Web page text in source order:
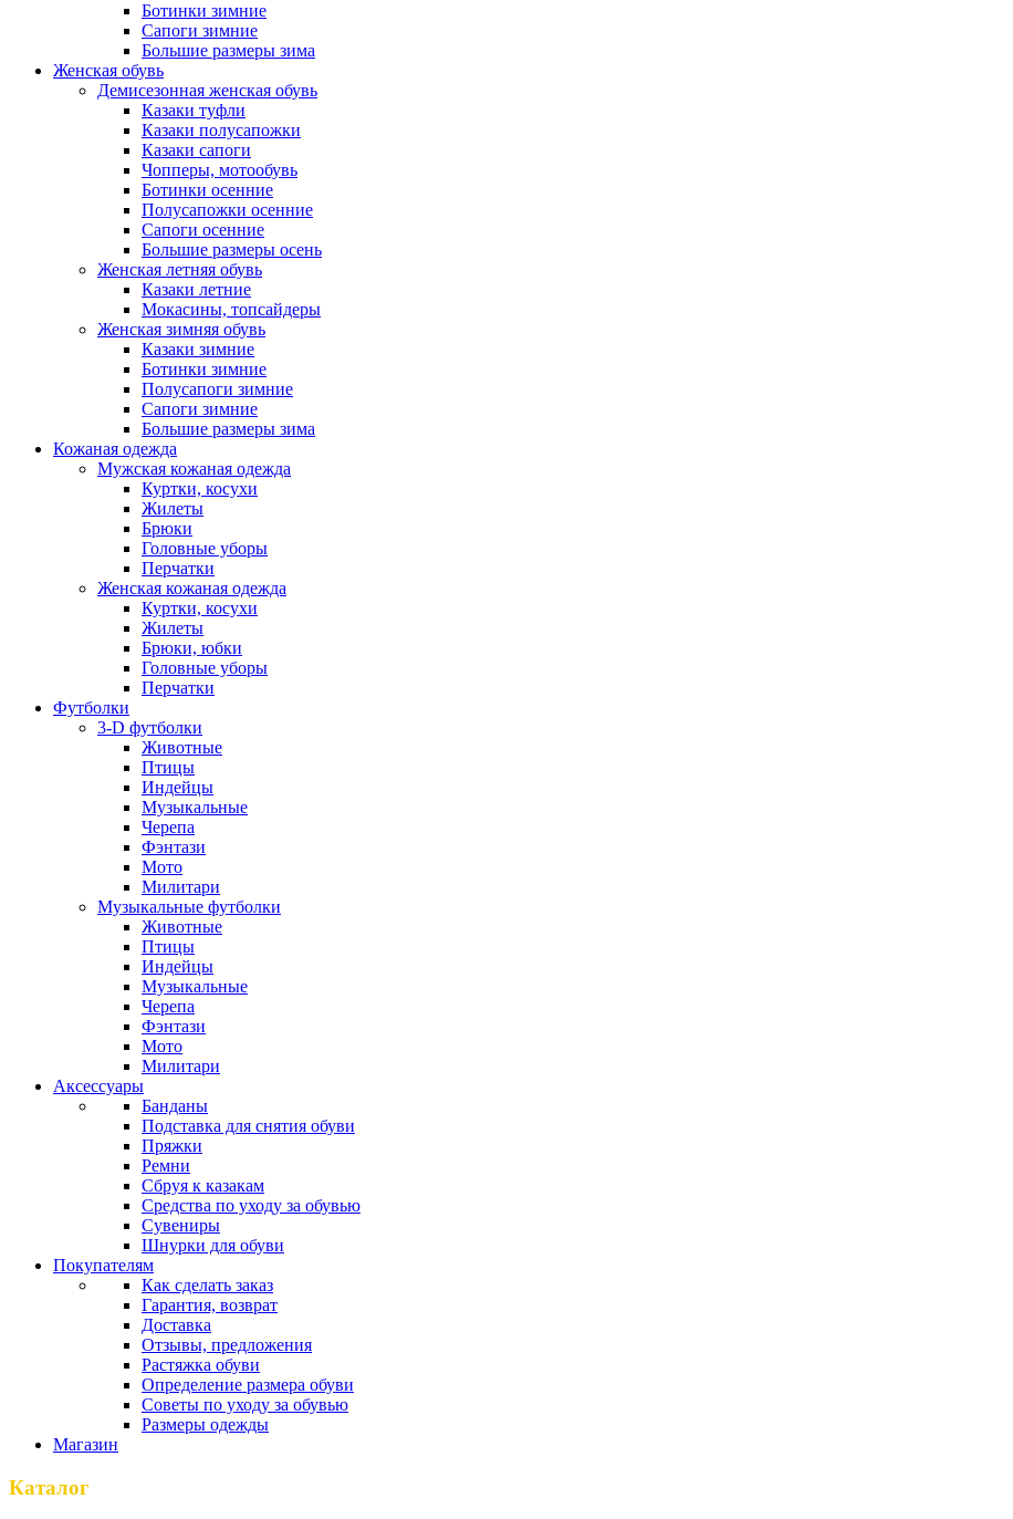
Ботинки зимние
Сапоги зимние
Большие размеры зима
Женская обувь
Демисезонная женская обувь
Казаки туфли
Казаки полусапожки
Казаки сапоги
Чопперы, мотообувь
Ботинки осенние
Полусапожки осенние
Сапоги осенние
Большие размеры осень
Женская летняя обувь
Казаки летние
Мокасины, топсайдеры
Женская зимняя обувь
Казаки зимние
Ботинки зимние
Полусапоги зимние
Сапоги зимние
Большие размеры зима
Кожаная одежда
Мужская кожаная одежда
Куртки, косухи
Жилеты
Брюки
Головные уборы
Перчатки
Женская кожаная одежда
Куртки, косухи
Жилеты
Брюки, юбки
Головные уборы
Перчатки
Футболки
3-D футболки
Животные
Птицы
Индейцы
Музыкальные
Черепа
Фэнтази
Мото
Милитари
Музыкальные футболки
Животные
Птицы
Индейцы
Музыкальные
Черепа
Фэнтази
Мото
Милитари
Аксессуары
Банданы
Подставка для снятия обуви
Пряжки
Ремни
Сбруя к казакам
Средства по уходу за обувью
Сувениры
Шнурки для обуви
Покупателям
Как сделать заказ
Гарантия, возврат
Доставка
Отзывы, предложения
Растяжка обуви
Определение размера обуви
Советы по уходу за обувью
Размеры одежды
Магазин
Каталог